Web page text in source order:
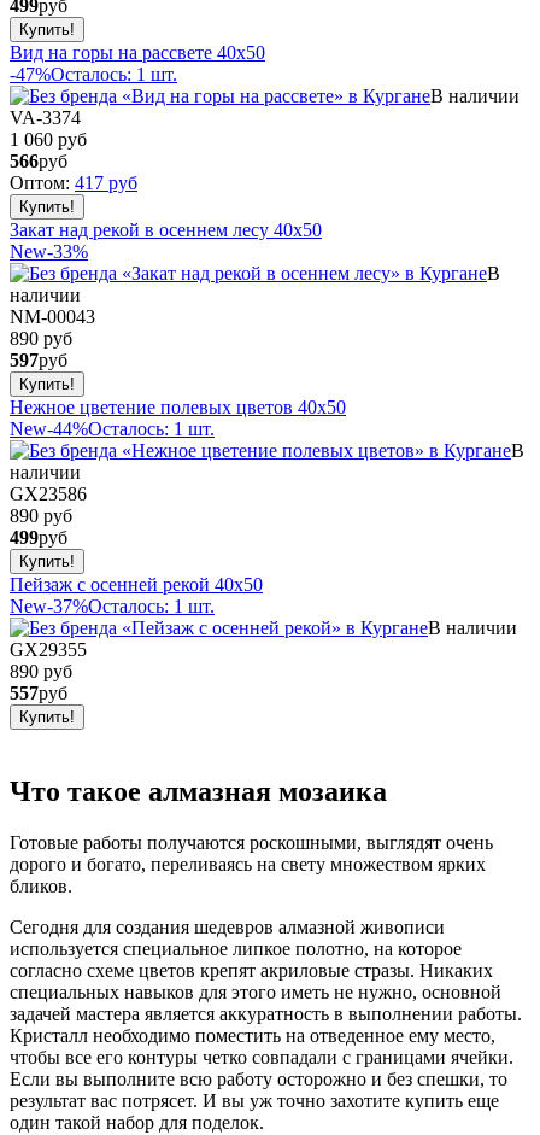
499руб
Вид на горы на рассвете 40х50
-47%Осталось: 1 шт.
В наличии
VA-3374
1 060 руб
566руб
Оптом: 417 руб
Закат над рекой в осеннем лесу 40x50
New-33%
В
наличии
NM-00043
890 руб
597руб
Нежное цветение полевых цветов 40x50
New-44%Осталось: 1 шт.
В
наличии
GX23586
890 руб
499руб
Пейзаж с осенней рекой 40x50
New-37%Осталось: 1 шт.
В наличии
GX29355
890 руб
557руб
Что такое алмазная мозаика
Готовые работы получаются роскошными, выглядят очень
дорого и богато, переливаясь на свету множеством ярких
бликов.
Сегодня для создания шедевров алмазной живописи
используется специальное липкое полотно, на которое
согласно схеме цветов крепят акриловые стразы. Никаких
специальных навыков для этого иметь не нужно, основной
задачей мастера является аккуратность в выполнении работы.
Кристалл необходимо поместить на отведенное ему место,
чтобы все его контуры четко совпадали с границами ячейки.
Если вы выполните всю работу осторожно и без спешки, то
результат вас потрясет. И вы уж точно захотите купить еще
один такой набор для поделок.